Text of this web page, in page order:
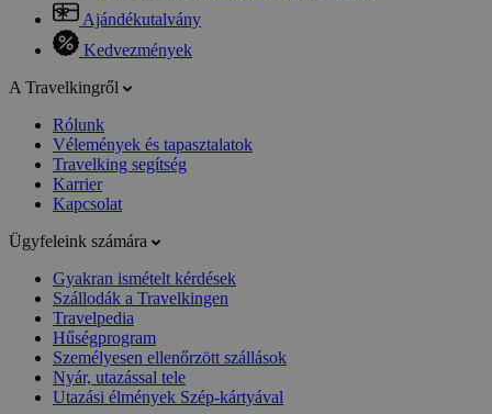
Ajándékutalvány
Kedvezmények
A Travelkingről
Rólunk
Vélemények és tapasztalatok
Travelking segítség
Karrier
Kapcsolat
Ügyfeleink számára
Gyakran ismételt kérdések
Szállodák a Travelkingen
Travelpedia
Hűségprogram
Személyesen ellenőrzött szállások
Nyár, utazással tele
Utazási élmények Szép-kártyával